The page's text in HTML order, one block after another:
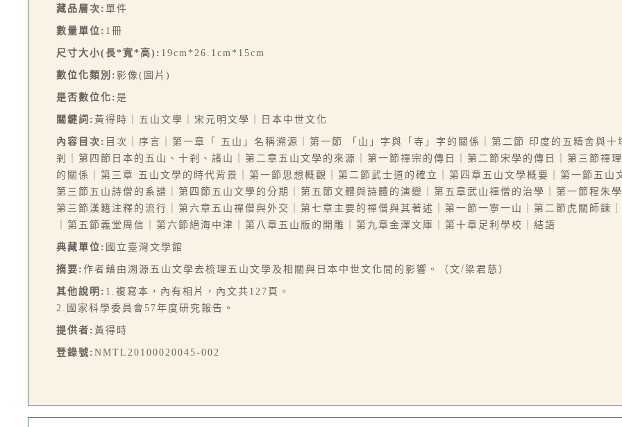
藏品層次: 單件
數量單位: 1冊
尺寸大小(長*寬*高): 19cm*26.1cm*15cm
數位化類別: 影像(圖片)
是否數位化: 是
關鍵詞: 黃得時｜五山文學｜宋元明文學｜日本中世文化
內容目次: 目次｜序言｜第一章「 五山」名稱溯源｜第一節 「山」字與「寺」字的關係｜第二節 印度的五精舍與
剎｜第四節日本的五山、十剎、諸山｜第二章五山文學的來源｜第一節禪宗的傳日｜第二節宋學的傳日｜第三節禪
的關係｜第三章 五山文學的時代背景｜第一節思想概觀｜第二節武士道的確立｜第四章五山文學概要｜第一節五山
第三節五山詩僧的系譜｜第四節五山文學的分期｜第五節文體與詩體的演變｜第五章武山禪僧的治學｜第一節程朱
第三節漢籍注釋的流行｜第六章五山禪僧與外交｜第七章主要的禪僧與其著述｜第一節一寧一山｜第二節虎關師鍊
｜第五節義堂周信｜第六節絕海中津｜第八章五山版的開雕｜第九章金澤文庫｜第十章足利學校｜結語
典藏單位: 國立臺灣文學館
摘要: 作者藉由溯源五山文學去梳理五山文學及相關與日本中世文化間的影響。（文/梁君慈）
其他說明: 1.複寫本，內有相片，內文共127頁。
2.國家科學委員會57年度研究報告。
提供者: 黃得時
登錄號: NMTL20100020045-002